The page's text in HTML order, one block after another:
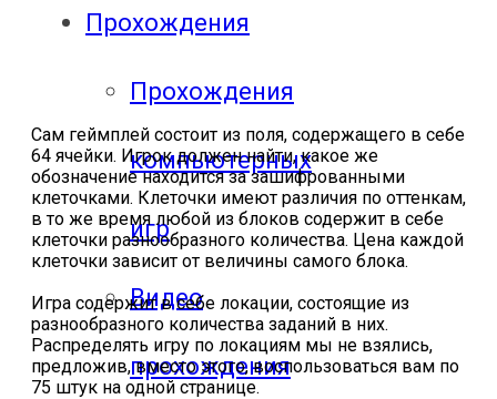
Прохождения
Прохождения
компьютерных
игр
Видео
прохождения
Сам геймплей состоит из поля, содержащего в себе
64 ячейки. Игрок должен найти, какое же
обозначение находится за зашифрованными
клеточками. Клеточки имеют различия по оттенкам,
в то же время любой из блоков содержит в себе
клеточки разнообразного количества. Цена каждой
клеточки зависит от величины самого блока.
Игра содержит в себе локации, состоящие из
разнообразного количества заданий в них.
Распределять игру по локациям мы не взялись,
предложив, вместо этого, воспользоваться вам по
75 штук на одной странице.